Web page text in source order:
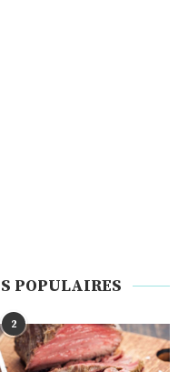
POPULAIRES
2